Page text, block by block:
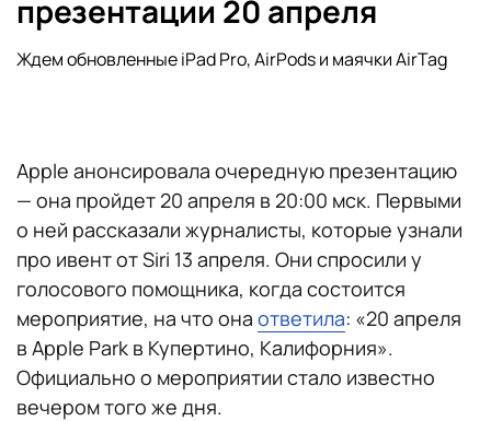
презентации 20 апреля
Ждем обновленные iPad Pro, AirPods и маячки AirTag
Apple анонсировала очередную презентацию
— она пройдет 20 апреля в 20:00 мск. Первыми
о ней рассказали журналисты, которые узнали
про ивент от Siri 13 апреля. Они спросили у
голосового помощника, когда состоится
мероприятие, на что она ответила: «20 апреля
в Apple Park в Купертино, Калифорния».
Официально о мероприятии стало известно
вечером того же дня.